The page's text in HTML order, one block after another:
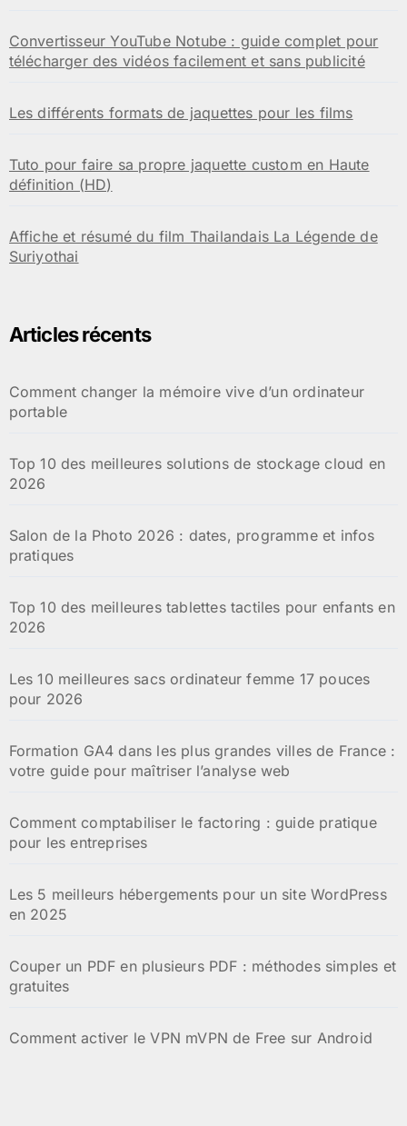
Convertisseur YouTube Notube : guide complet pour
télécharger des vidéos facilement et sans publicité
Les différents formats de jaquettes pour les films
Tuto pour faire sa propre jaquette custom en Haute
définition (HD)
Affiche et résumé du film Thailandais La Légende de
Suriyothai
Articles récents
Comment changer la mémoire vive d’un ordinateur
portable
Top 10 des meilleures solutions de stockage cloud en
2026
Salon de la Photo 2026 : dates, programme et infos
pratiques
Top 10 des meilleures tablettes tactiles pour enfants en
2026
Les 10 meilleures sacs ordinateur femme 17 pouces
pour 2026
Formation GA4 dans les plus grandes villes de France :
votre guide pour maîtriser l’analyse web
Comment comptabiliser le factoring : guide pratique
pour les entreprises
Les 5 meilleurs hébergements pour un site WordPress
en 2025
Couper un PDF en plusieurs PDF : méthodes simples et
gratuites
Comment activer le VPN mVPN de Free sur Android